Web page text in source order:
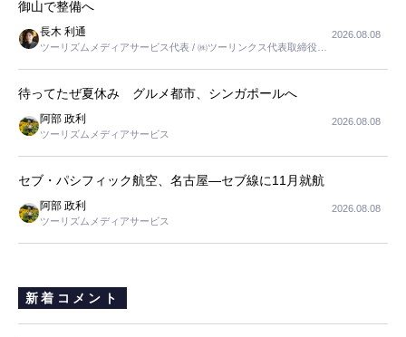
御山で整備へ
長木 利通
ツーリズムメディアサービス代表 / ㈱ツーリンクス代表取締役社
2026.08.08
待ってたぜ夏休み グルメ都市、シンガポールへ
阿部 政利
ツーリズムメディアサービス
2026.08.08
セブ・パシフィック航空、名古屋―セブ線に11月就航
阿部 政利
ツーリズムメディアサービス
2026.08.08
新着コメント